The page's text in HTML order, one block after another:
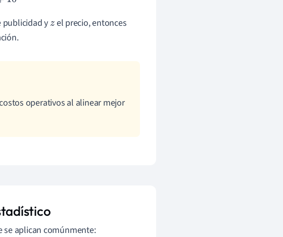
publicidad yz el precio, entonces
operativos al alinear mejor
se aplican comúnmente: